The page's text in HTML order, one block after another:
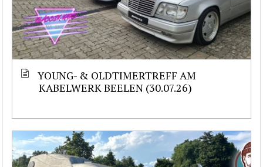
YOUNG- & OLDTIMERTREFF AM
KABELWERK BEELEN (30.07.26)